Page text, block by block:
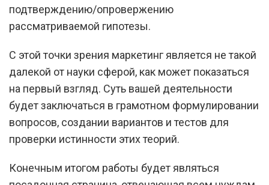
подтверждению/опровержению
рассматриваемой гипотезы.
С этой точки зрения маркетинг является не такой
далекой от науки сферой, как может показаться
на первый взгляд. Суть вашей деятельности
будет заключаться в грамотном формулировании
вопросов, создании вариантов и тестов для
проверки истинности этих теорий.
Конечным итогом работы будет являться